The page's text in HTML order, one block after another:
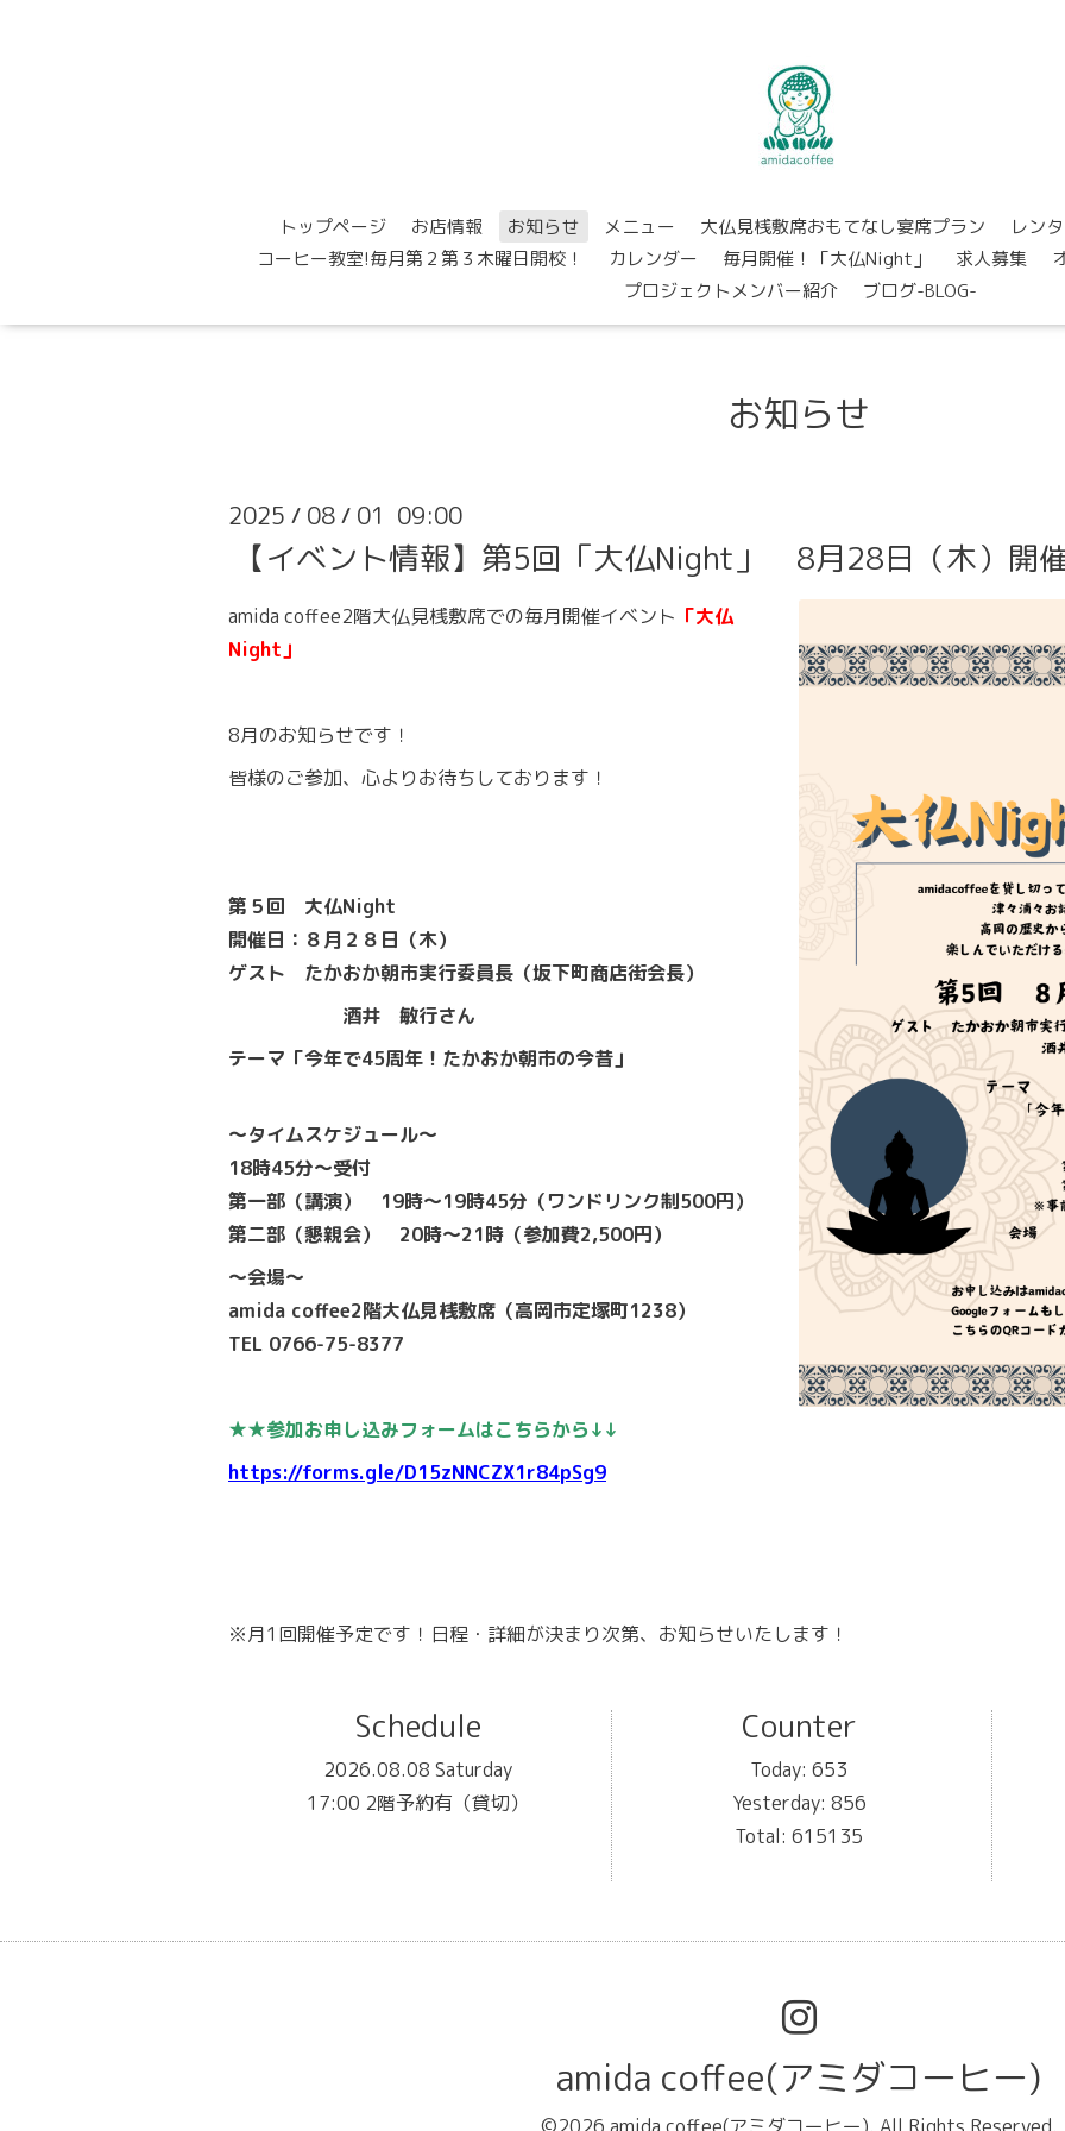
トップページ お店情報 お知らせ メニュー 大仏見桟敷席おもてなし宴席プラン
レン
コーヒー教室!毎月第２第３木曜日開校！
カレンダー 毎月開催！「大仏Night」 求人募集
プロジェクトメンバー紹介
ブログ-BLOG-
お知らせ
2025 / 08 / 01 09:00
【イベント情報】第5回「大仏Night」 8月28日（木）開
amida coffee2階大仏見桟敷席での毎月開催イベント 「大仏
Night」
8月のお知らせです！
皆様のご参加、心よりお待ちしております！
第５回 大仏Night
開催日：８月２８日（木）
ゲスト たかおか朝市実行委員長（坂下町商店街会長）
酒井 敏行さん
テーマ「今年で45周年！たかおか朝市の今昔」
〜タイムスケジュール〜
18時45分〜受付
第一部（講演） 19時〜19時45分（ワンドリンク制500円）
第二部（懇親会） 20時〜21時（参加費2,500円）
〜会場〜
amida coffee2階大仏見桟敷席（高岡市定塚町1238）
TEL 0766-75-8377
★★参加お申し込みフォームはこちらから↓↓
https://forms.gle/D15zNNCZX1r84pSg9
※月1回開催予定です！日程・詳細が決まり次第、お知らせいたします！
Schedule
2026.08.08 Saturday
17:00 2階予約有（貸切）
Counter
Today:653
Yesterday: 856
Total:615135
amida coffee(アミダコーヒー)